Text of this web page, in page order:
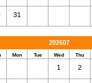
31
202607
Mon Tue Wed Thu
1 2